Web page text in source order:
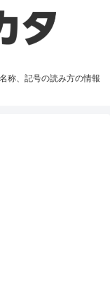
称、記号の読み方の情報